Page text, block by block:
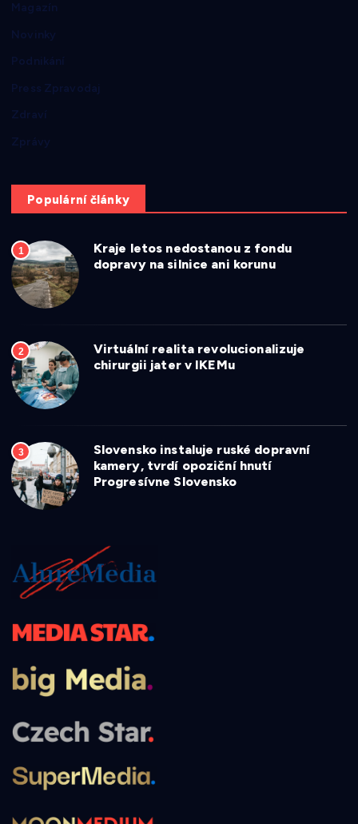
Magazín
Novinky
Podnikání
Press Zpravodaj
Zdraví
Zprávy
Populární články
1
Kraje letos nedostanou z fondu
dopravy na silnice ani korunu
2
Virtuální realita revolucionalizuje
chirurgii jater v IKEMu
3
Slovensko instaluje ruské dopravní
kamery, tvrdí opoziční hnutí
Progresívne Slovensko